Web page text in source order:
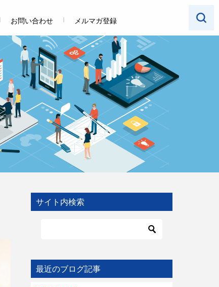
お問い合わせ メルマガ登録
サイト内検索
最近のブログ記事